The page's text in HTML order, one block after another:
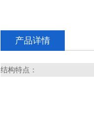
产品详情
结构特点：